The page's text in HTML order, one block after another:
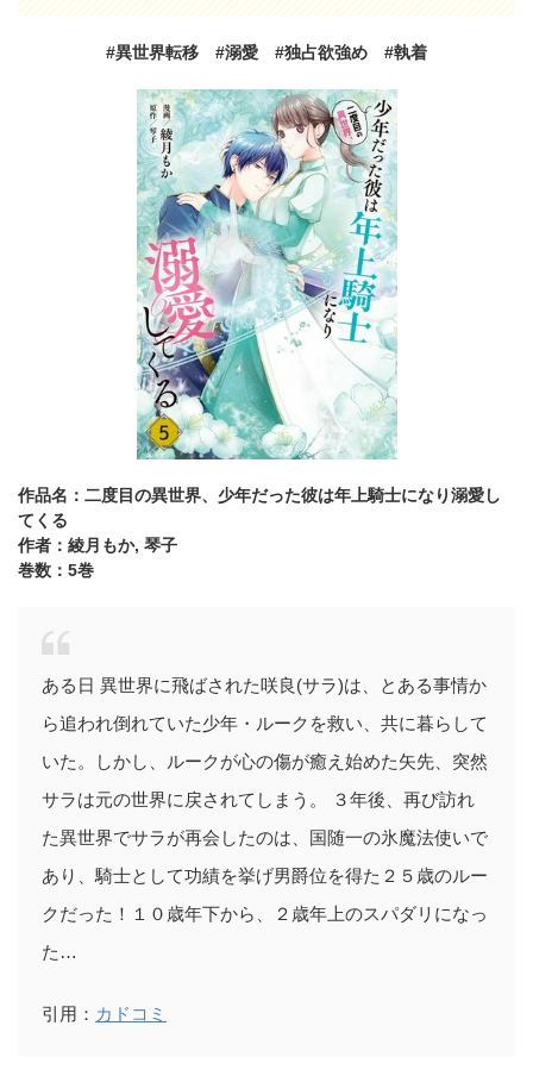
#異世界転移 #溺愛 #独占欲強め #執着
作品名：二度目の異世界、少年だった彼は年上騎士になり溺愛し
てくる
作者：綾月もか, 琴子
巻数：5巻
ある日 異世界に飛ばされた咲良(サラ)は、とある事情か
ら追われ倒れていた少年・ルークを救い、共に暮らして
いた。しかし、ルークが心の傷が癒え始めた矢先、突然
サラは元の世界に戻されてしまう。 ３年後、再び訪れ
た異世界でサラが再会したのは、国随一の氷魔法使いで
あり、騎士として功績を挙げ男爵位を得た２５歳のルー
クだった！１０歳年下から、２歳年上のスパダリになっ
た…
引用： カドコミ